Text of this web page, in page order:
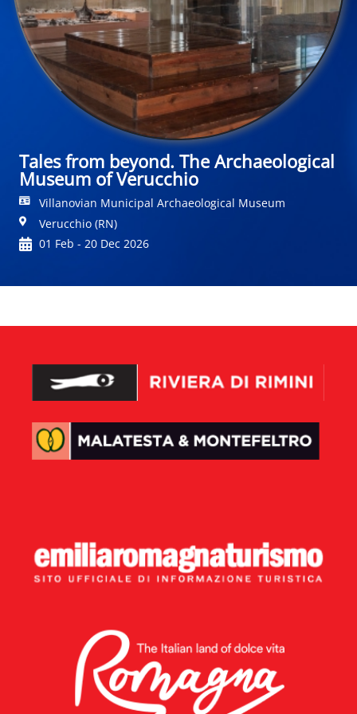
Tales from beyond. The Archaeological
Museum of Verucchio
Villanovian Municipal Archaeological Museum
Verucchio (RN)
01 Feb - 20 Dec 2026